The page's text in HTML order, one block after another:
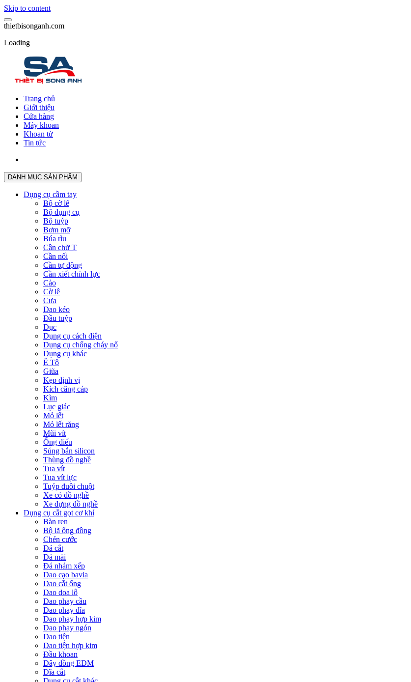
Skip to content
thietbisonganh.com
Loading
Trang chủ
Giới thiệu
Cửa hàng
Máy khoan
Khoan từ
Tin tức
DANH MỤC SẢN PHẨM
Dụng cụ cầm tay
Bộ cờ lê
Bộ dụng cụ
Bộ tuýp
Bơm mỡ
Búa rìu
Cần chữ T
Cần nối
Cần tự động
Cần xiết chỉnh lực
Cảo
Cờ lê
Cưa
Dao kéo
Đầu tuýp
Đục
Dụng cụ cách điện
Dụng cụ chống cháy nổ
Dụng cụ khác
Ê Tô
Giũa
Kẹp định vị
Kích căng cáp
Kìm
Lục giác
Mỏ lết
Mỏ lết răng
Mũi vít
Ống điếu
Súng bắn silicon
Thùng đồ nghề
Tua vít
Tua vít lực
Tuýp đuôi chuột
Xe có đồ nghề
Xe đựng đồ nghề
Dụng cụ cắt gọt cơ khí
Bàn ren
Bộ lã ống đồng
Chén cước
Đá cắt
Đá mài
Đá nhám xếp
Dao cạo bavia
Dao cắt ống
Dao doa lỗ
Dao phay cầu
Dao phay đĩa
Dao phay hợp kim
Dao phay ngón
Dao tiện
Dao tiện hợp kim
Đầu khoan
Dây đồng EDM
Đĩa cắt